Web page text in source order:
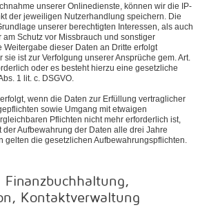
unserer Onlinedienste, können wir die IP-
der jeweiligen Nutzerhandlung speichern. Die
unserer berechtigten Interessen, als auch
Schutz vor Missbrauch und sonstiger
Weitergabe dieser Daten an Dritte erfolgt
ist zur Verfolgung unserer Ansprüche gem. Art.
oder es besteht hierzu eine gesetzliche
1 lit. c. DSGVO.
wenn die Daten zur Erfüllung vertraglicher
sowie Umgang mit etwaigen
Pflichten nicht mehr erforderlich ist,
Aufbewahrung der Daten alle drei Jahre
gelten die gesetzlichen Aufbewahrungspflichten.
Kontaktverwaltung